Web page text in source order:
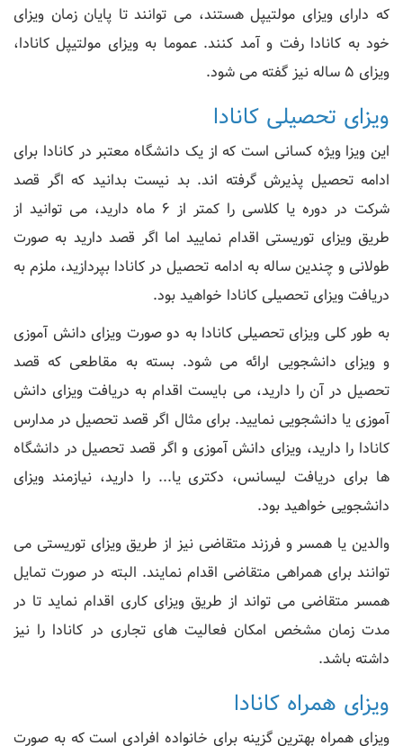
که دارای ویزای مولتیپل هستند، می توانند تا پایان زمان ویزای
خود به کانادا رفت و آمد کنند. عموما به ویزای مولتیپل کانادا،
ویزای 5 ساله نیز گفته می شود.
ویزای تحصیلی کانادا
این ویزا ویژه کسانی است که از یک دانشگاه معتبر در کانادا برای
ادامه تحصیل پذیرش گرفته اند. بد نیست بدانید که اگر قصد
شرکت در دوره یا کلاسی را کمتر از 6 ماه دارید، می توانید از
طریق ویزای توریستی اقدام نمایید اما اگر قصد دارید به صورت
طولانی و چندین ساله به ادامه تحصیل در کانادا بپردازید، ملزم به
دریافت ویزای تحصیلی کانادا خواهید بود.
به طور کلی ویزای تحصیلی کانادا به دو صورت ویزای دانش آموزی
و ویزای دانشجویی ارائه می شود. بسته به مقاطعی که قصد
تحصیل در آن را دارید، می بایست اقدام به دریافت ویزای دانش
آموزی یا دانشجویی نمایید. برای مثال اگر قصد تحصیل در مدارس
کانادا را دارید، ویزای دانش آموزی و اگر قصد تحصیل در دانشگاه
ها برای دریافت لیسانس، دکتری یا... را دارید، نیازمند ویزای
دانشجویی خواهید بود.
والدین یا همسر و فرزند متقاضی نیز از طریق ویزای توریستی می
توانند برای همراهی متقاضی اقدام نمایند. البته در صورت تمایل
همسر متقاضی می تواند از طریق ویزای کاری اقدام نماید تا در
مدت زمان مشخص امکان فعالیت های تجاری در کانادا را نیز
داشته باشد.
ویزای همراه کانادا
ویزای همراه بهترین گزینه برای خانواده افرادی است که به صورت